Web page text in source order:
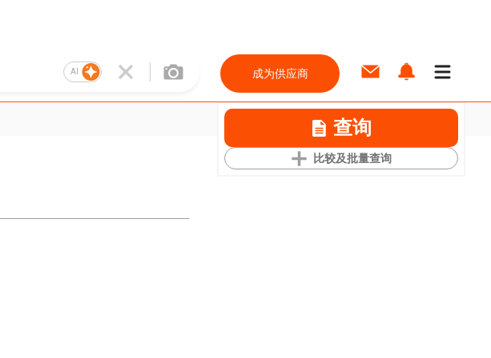
AI 成为供应商
查询
比较及批量查询